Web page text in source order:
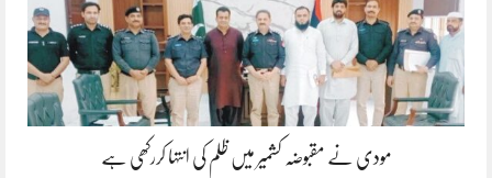
مودی نے مقبوضہ کشمیر میں ظلم کی انتہا کررکھی ہے